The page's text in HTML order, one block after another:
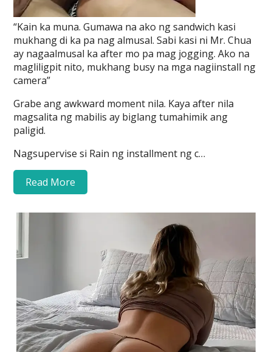
“Kain ka muna. Gumawa na ako ng sandwich kasi
mukhang di ka pa nag almusal. Sabi kasi ni Mr. Chua
ay nagaalmusal ka after mo pa mag jogging. Ako na
magliligpit nito, mukhang busy na mga nagiinstall ng
camera”
Grabe ang awkward moment nila. Kaya after nila
magsalita ng mabilis ay biglang tumahimik ang
paligid.
Nagsupervise si Rain ng installment ng c…
Read More